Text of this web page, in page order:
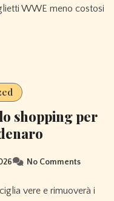
WWE meno costosi
shopping per
No Comments